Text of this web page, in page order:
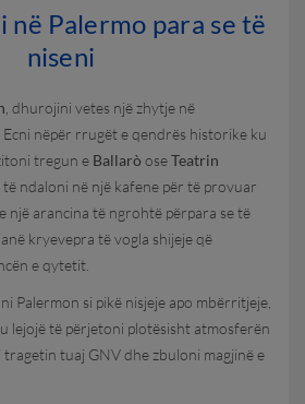
në Palermo para se të
niseni
, dhurojini vetes një zhytje në
nëpër rrugët e qendrës historike ku
tregun e Ballarò oseTeatrin
të ndaloni në një kafene për të provuar
një arancina të ngrohtë përpara se të
kryevepra të vogla shijeje që
e qytetit.
Palermon si pikë nisjeje apo mbërritjeje,
lejojë të përjetoni plotësisht atmosferën
tuaj GNV dhe zbuloni magjinë e